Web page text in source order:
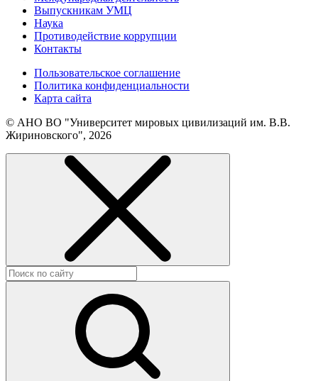
Выпускникам УМЦ
Наука
Противодействие коррупции
Контакты
Пользовательское соглашение
Политика конфиденциальности
Карта сайта
© АНО ВО "Университет мировых цивилизаций им. В.В.
Жириновского", 2026